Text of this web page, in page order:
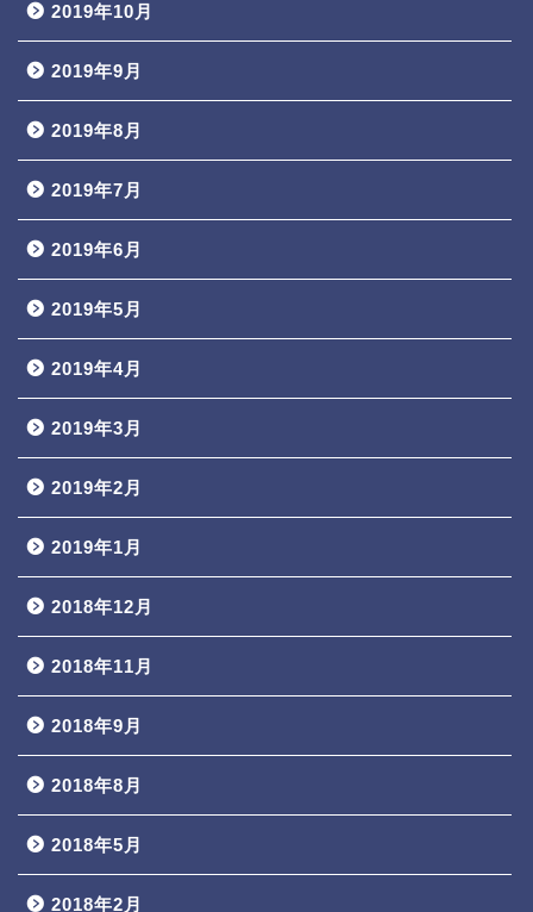
2019年10月
2019年9月
2019年8月
2019年7月
2019年6月
2019年5月
2019年4月
2019年3月
2019年2月
2019年1月
2018年12月
2018年11月
2018年9月
2018年8月
2018年5月
2018年2月